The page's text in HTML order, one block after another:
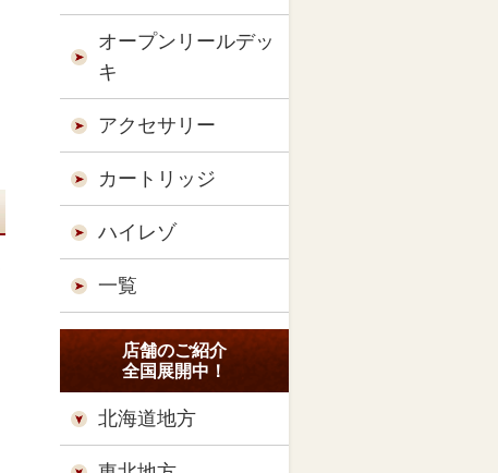
オープンリールデッ
キ
アクセサリー
カートリッジ
ハイレゾ
一覧
店舗のご紹介
全国展開中！
北海道地方